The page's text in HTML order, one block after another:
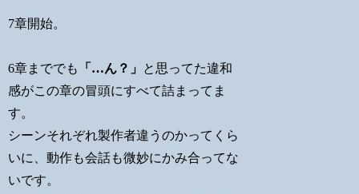
7章開始。
6章まででも 「…ん？」 と思ってた違和
感がこの章の冒頭にすべて詰まってま
す。
シーンそれぞれ製作者違うのかってくら
いに、動作も会話も微妙にかみ合ってな
いです。